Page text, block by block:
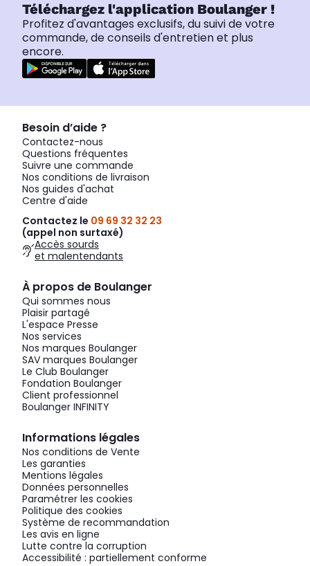
Téléchargez l'application Boulanger !
Profitez d'avantages exclusifs, du suivi de votre
commande, de conseils d'entretien et plus
encore.
Besoin d’aide ?
Contactez-nous
Questions fréquentes
Suivre une commande
Nos conditions de livraison
Nos guides d'achat
Centre d'aide
Contactez le 09 69 32 32 23
(appel non surtaxé)
Accès sourds
et malentendants
À propos de Boulanger
Qui sommes nous
Plaisir partagé
L'espace Presse
Nos services
Nos marques Boulanger
SAV marques Boulanger
Le Club Boulanger
Fondation Boulanger
Client professionnel
Boulanger INFINITY
Informations légales
Nos conditions de Vente
Les garanties
Mentions légales
Données personnelles
Paramétrer les cookies
Politique des cookies
Système de recommandation
Les avis en ligne
Lutte contre la corruption
Accessibilité : partiellement conforme